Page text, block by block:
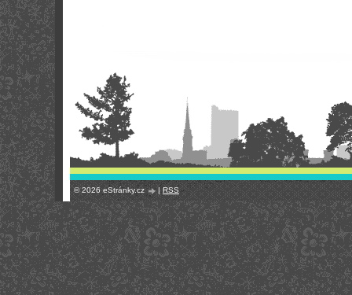
© 2026 eStránky.cz |RSS